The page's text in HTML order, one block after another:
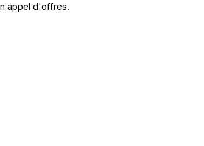
appel d'offres.